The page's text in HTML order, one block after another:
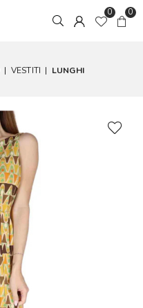
0 0
| VESTITI | LUNGHI